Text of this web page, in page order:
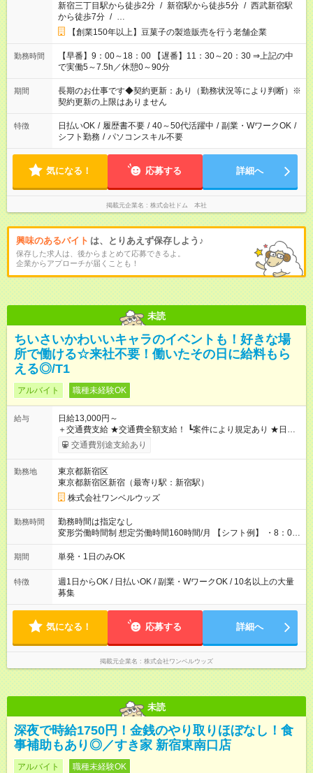
新宿三丁目駅から徒歩2分 / 新宿駅から徒歩5分 / 西武新宿駅
から徒歩7分 / …
【創業150年以上】豆菓子の製造販売を行う老舗企業
勤務時間
【早番】9：00～18：00 【遅番】11：30～20：30 ⇒上記の中
で実働5～7.5h／休憩0～90分
期間
長期のお仕事です◆契約更新：あり（勤務状況等により判断）※
契約更新の上限はありません
特徴 日払いOK / 履歴書不要 / 40～50代活躍中 / 副業・WワークOK /
シフト勤務 / パソコンスキル不要
気になる！ 応募する 詳細へ
掲載元企業名 株式会社ドム 本社
興味のあるバイト は、とりあえず保存しよう♪
保存した求人は、後からまとめて応募できるよ。
企業からアプローチが届くことも！
未読
ちいさいかわいいキャラのイベントも！好きな場
所で働ける☆来社不要！働いたその日に給料もら
える◎/T1
アルバイト 職種未経験OK
給与
日給13,000円～
＋交通費支給 ★交通費全額支給！ ┗案件により規定あり ★日払
いOK！（規定あり） ┗働いたその日に現金GET♪ お仕事後はコ
ンビニATMから 日払い分を引き落とせます！ 【試用期間】試
交通費別途支給あり
勤務地
東京都新宿区
東京都新宿区新宿（最寄り駅：新宿駅）
株式会社ワンベルウッズ
勤務時間
勤務時間は指定なし
変形労働時間制 想定労働時間160時間/月 【シフト例】 ・8：00
～21：00
期間 単発・1日のみOK
特徴
週1日からOK / 日払いOK / 副業・WワークOK / 10名以上の大量
募集
気になる！ 応募する 詳細へ
掲載元企業名 株式会社ワンベルウッズ
未読
深夜で時給1750円！金銭のやり取りほぼなし！食
事補助もあり◎／すき家 新宿東南口店
アルバイト 職種未経験OK